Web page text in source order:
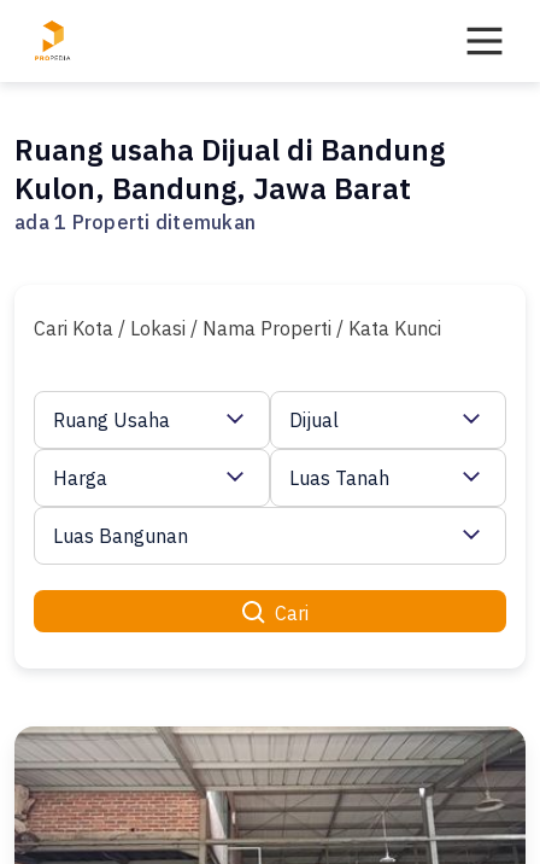
Ruang usaha Dijual di Bandung
Kulon, Bandung, Jawa Barat
ada 1 Properti ditemukan
Cari Kota / Lokasi / Nama Properti / Kata Kunci
Cari
Ruang Usaha Dijual
Harga Luas Tanah
Luas Bangunan